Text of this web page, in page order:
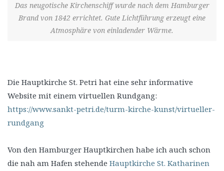
Das neugotische Kirchenschiff wurde nach dem Hamburger
Brand von 1842 errichtet. Gute Lichtführung erzeugt eine
Atmosphäre von einladender Wärme.
Die Hauptkirche St. Petri hat eine sehr informative
Website mit einem virtuellen Rundgang:
https://www.sankt-petri.de/turm-kirche-kunst/virtueller-
rundgang
Von den Hamburger Hauptkirchen habe ich auch schon
die nah am Hafen stehende Hauptkirche St. Katharinen